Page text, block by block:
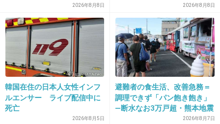
二人の演技力抜群です
+40 -2
22. 匿名2014/09/26(金) 23:06:01
久しぶりに毎週楽しみなドラマです！
たまに一挙放送やってますが、時間が深夜から昼とかで微
妙だし、楽しみを長引かせたいのでｗ我慢して毎週１話ず
2026年8月8日 2026年8月8日
韓国在住の日本人女性インフ
ルエンサー ライブ配信中に
死亡
2026年8月5日
避難者の食生活、改善急務＝
調理できず「パン飽き飽き」
―断水なお3万戸超・熊本地震
2026年8月7日